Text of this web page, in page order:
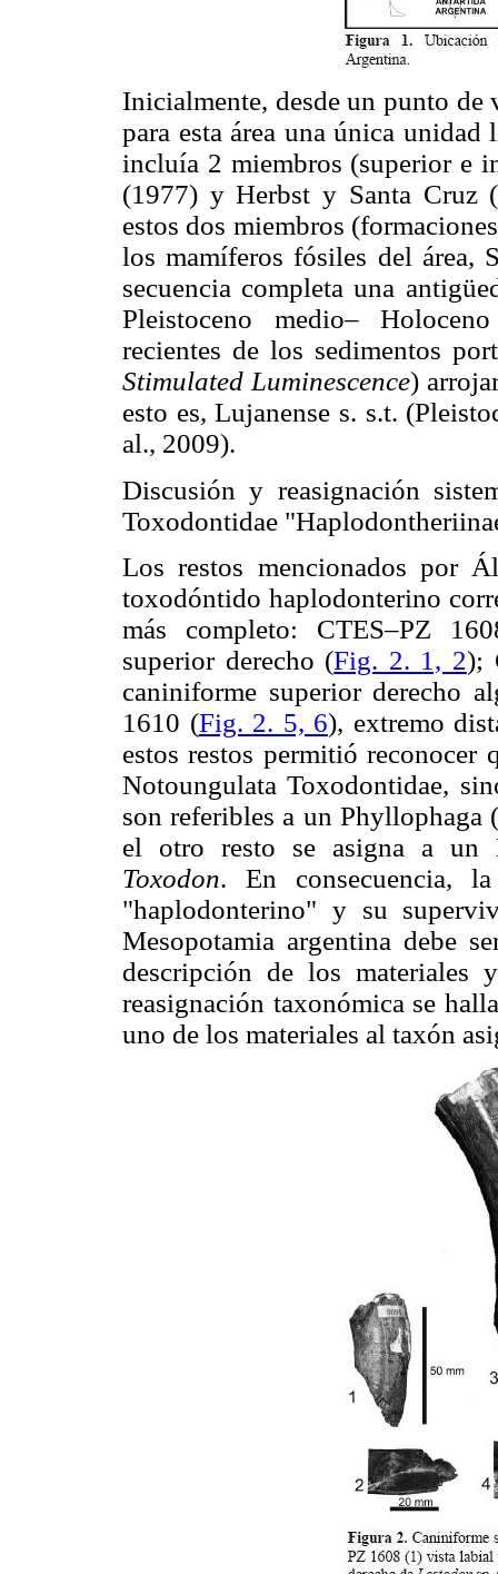
Inicialmente, desde un punto
para esta área una única
incluía 2 miembros (superior e
(1977) y Herbst y Santa Cruz
estos dos miembros
los mamíferos fósiles del área,
secuencia completa una
Pleistoceno medio–
recientes de los sedimentos
Stimulated Luminescence)
esto es, Lujanense s. s.t.
al., 2009).
Discusión y reasignación
Toxodontidae
Los restos mencionados por
toxodóntido haplodonterino
más completo: CTES–PZ
superior derecho (Fig. 2. 1, 2);
caniniforme superior derecho
1610 (Fig. 2. 5, 6), extremo
estos restos permitió reconocer
Notoungulata Toxodontidae,
son referibles a un
el otro resto se asigna a un
Toxodon. En consecuencia,
"haplodonterino" y su
Mesopotamia argentina debe
descripción de los materiales
reasignación taxonómica se
uno de los materiales al taxón